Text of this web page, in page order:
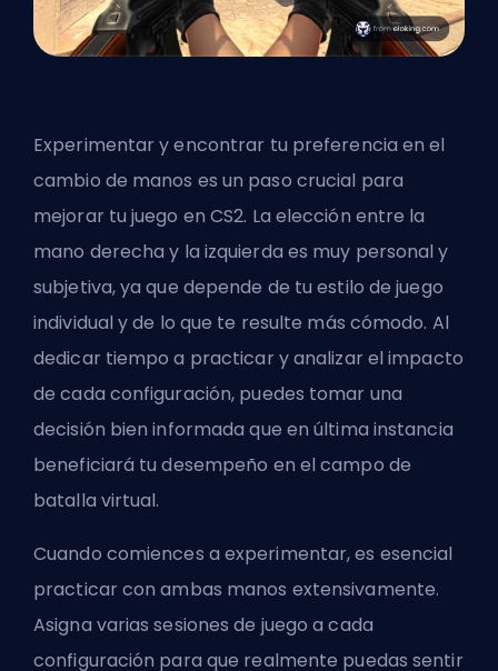
Experimentar y encontrar tu preferencia en el
cambio de manos es un paso crucial para
mejorar tu juego en CS2. La elección entre la
mano derecha y la izquierda es muy personal y
subjetiva, ya que depende de tu estilo de juego
individual y de lo que te resulte más cómodo. Al
dedicar tiempo a practicar y analizar el impacto
de cada configuración, puedes tomar una
decisión bien informada que en última instancia
beneficiará tu desempeño en el campo de
batalla virtual.
Cuando comiences a experimentar, es esencial
practicar con ambas manos extensivamente.
Asigna varias sesiones de juego a cada
configuración para que realmente puedas sentir